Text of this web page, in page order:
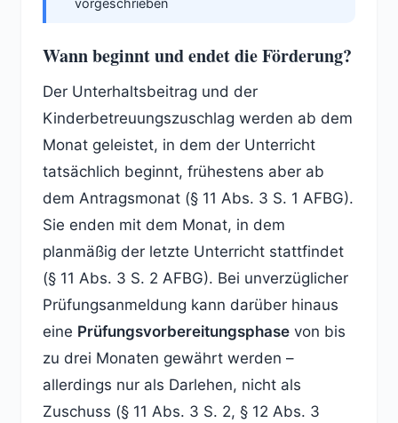
vorgeschrieben
Wann beginnt und endet die Förderung?
Der Unterhaltsbeitrag und der
Kinderbetreuungszuschlag werden ab dem
Monat geleistet, in dem der Unterricht
tatsächlich beginnt, frühestens aber ab
dem Antragsmonat (§ 11 Abs. 3 S. 1 AFBG).
Sie enden mit dem Monat, in dem
planmäßig der letzte Unterricht stattfindet
(§ 11 Abs. 3 S. 2 AFBG). Bei unverzüglicher
Prüfungsanmeldung kann darüber hinaus
eine Prüfungsvorbereitungsphase von bis
zu drei Monaten gewährt werden –
allerdings nur als Darlehen, nicht als
Zuschuss (§ 11 Abs. 3 S. 2, § 12 Abs. 3